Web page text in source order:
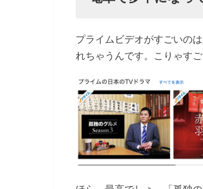
プライムビデオがすごいの
れちゃうんです。こりゃす